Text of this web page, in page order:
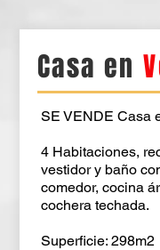
Casa en
SE VENDE Casa
4 Habitaciones,
vestidor y baño
comedor, cocina
cochera techada.
Superficie: 298m2